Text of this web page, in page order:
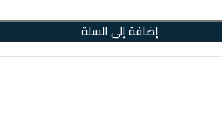
إضافة إلى السلة